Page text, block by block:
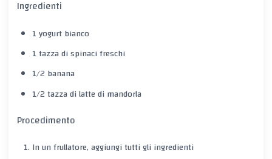
Ingredienti
1 yogurt bianco
1 tazza di spinaci freschi
1/2 banana
1/2 tazza di latte di mandorla
Procedimento
In un frullatore, aggiungi tutti gli ingredienti